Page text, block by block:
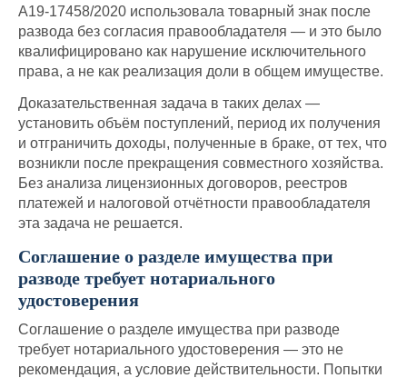
А19-17458/2020 использовала товарный знак после
развода без согласия правообладателя — и это было
квалифицировано как нарушение исключительного
права, а не как реализация доли в общем имуществе.
Доказательственная задача в таких делах —
установить объём поступлений, период их получения
и отграничить доходы, полученные в браке, от тех, что
возникли после прекращения совместного хозяйства.
Без анализа лицензионных договоров, реестров
платежей и налоговой отчётности правообладателя
эта задача не решается.
Соглашение о разделе имущества при
разводе требует нотариального
удостоверения
Соглашение о разделе имущества при разводе
требует нотариального удостоверения — это не
рекомендация, а условие действительности. Попытки